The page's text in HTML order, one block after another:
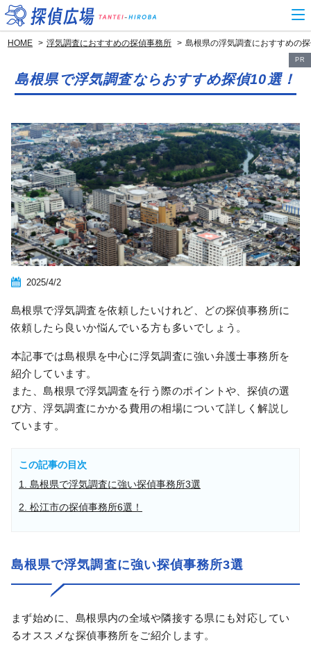
HOME 浮気調査におすすめの探偵事務所 島根県の浮気調査におすすめの
PR
島根県で浮気調査ならおすすめ探偵10選！
2025/4/2
島根県で浮気調査を依頼したいけれど、どの探偵事務所に
依頼したら良いか悩んでいる方も多いでしょう。
本記事では島根県を中心に浮気調査に強い弁護士事務所を
紹介しています。
また、島根県で浮気調査を行う際のポイントや、探偵の選
び方、浮気調査にかかる費用の相場について詳しく解説し
ています。
この記事の目次
1. 島根県で浮気調査に強い探偵事務所3選
2. 松江市の探偵事務所6選！
島根県で浮気調査に強い探偵事務所3選
まず始めに、島根県内の全域や隣接する県にも対応してい
るオススメな探偵事務所をご紹介します。